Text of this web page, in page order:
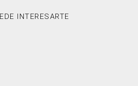
INTERESARTE